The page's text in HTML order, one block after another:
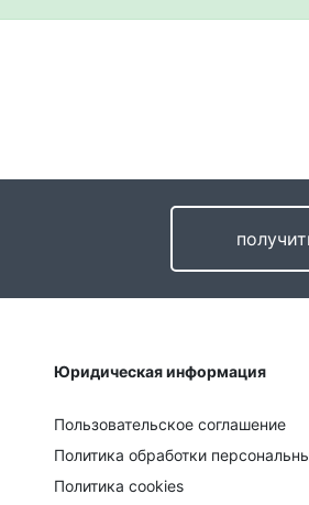
Юридическая информация
Пользовательское соглашение
Политика обработки
Политика cookies